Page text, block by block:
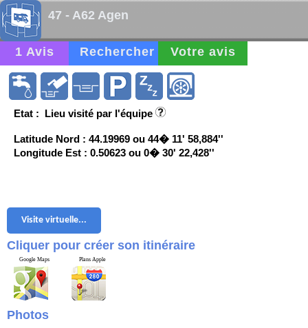
47 - A62 Agen
1 Avis Rechercher Votre avis
Etat : Lieu visité par l'équipe
Latitude Nord : 44.19969 ou 44� 11' 58,884''
Longitude Est : 0.50623 ou 0� 30' 22,428''
Visite virtuelle...
Cliquer pour créer son itinéraire
Google Maps Plans Apple
Photos